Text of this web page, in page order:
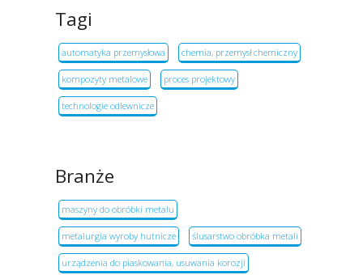
Tagi
automatyka przemysłowa chemia, przemysł chemiczny
kompozyty metalowe proces projektowy
technologie odlewnicze
Branże
maszyny do obróbki metalu
metalurgia wyroby hutnicze ślusarstwo obróbka metali
urządzenia do piaskowania, usuwania korozji